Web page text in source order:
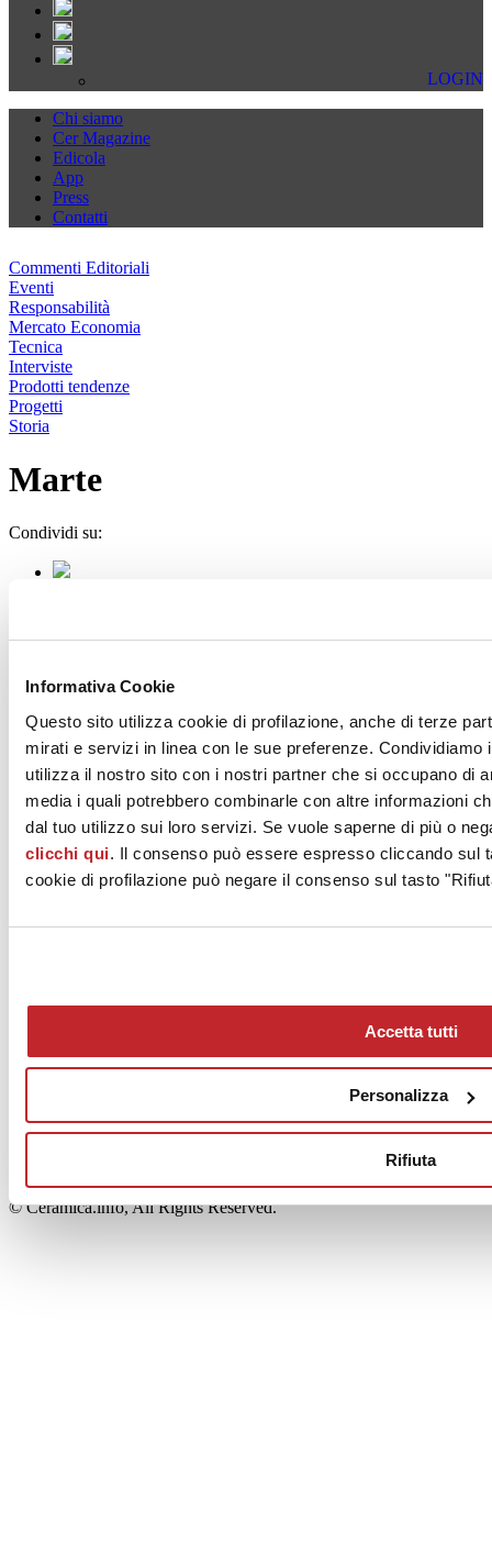
Informativa Cookie
Questo sito utilizza cookie di profilazione, anche di terze
mirati e servizi in linea con le sue preferenze.
utilizza il nostro sito con i nostri partner che si occupano di
media i quali potrebbero combinarle con altre informazioni
dal tuo utilizzo sui loro servizi. Se vuole saperne di più o
clicchi qui. Il consenso può essere espresso cliccando sul
cookie di profilazione può negare il consenso sul tasto
Accetta tutti
Personalizza
Rifiuta
LOGIN
Chi siamo
Cer Magazine
Edicola
App
Press
Contatti
Commenti Editoriali
Eventi
Responsabilità
Mercato Economia
Tecnica
Interviste
Prodotti tendenze
Progetti
Storia
Marte
Condividi su:
News
aziende
Edi.Cer S.p.a. Società unipersonale
Viale Monte Santo, 40 - 41049 Sassuolo (MO) - Italy
00853700367
Iscrizione al Registro delle Imprese: REA Modena 189678
© Ceramica.info, All Rights Reserved.